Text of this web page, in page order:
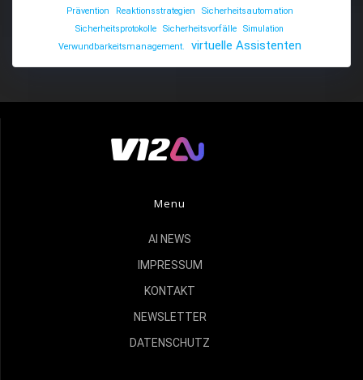
Prävention
Reaktionsstrategien
Sicherheitsautomation
Sicherheitsprotokolle
Sicherheitsvorfälle
Simulation
Verwundbarkeitsmanagement.
virtuelle Assistenten
Menu
AI NEWS
IMPRESSUM
KONTAKT
NEWSLETTER
DATENSCHUTZ